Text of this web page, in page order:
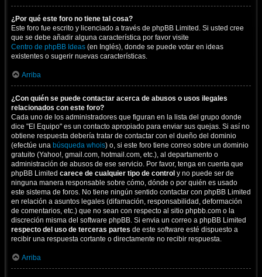
¿Por qué este foro no tiene tal cosa?
Este foro fue escrito y licenciado a través de phpBB Limited. Si usted cree
que se debe añadir alguna característica por favor visite
Centro de phpBB Ideas (en Inglés), donde se puede votar en ideas
existentes o sugerir nuevas características.
Arriba
¿Con quién se puede contactar acerca de abusos o usos ilegales
relacionados con este foro?
Cada uno de los administradores que figuran en la lista del grupo donde
dice "El Equipo" es un contacto apropiado para enviar sus quejas. Si así no
obtiene respuesta debería tratar de contactar con el dueño del dominio
(efectúe una búsqueda whois) o, si este foro tiene correo sobre un dominio
gratuito (Yahoo!, gmail.com, hotmail.com, etc.), al departamento o
administración de abusos de ese servicio. Por favor, tenga en cuenta que
phpBB Limited carece de cualquier tipo de control y no puede ser de
ninguna manera responsable sobre cómo, dónde o por quién es usado
este sistema de foros. No tiene ningún sentido contactar con phpBB Limited
en relación a asuntos legales (difamación, responsabilidad, deformación
de comentarios, etc.) que no sean con respecto al sitio phpbb.com o la
discreción misma del software phpBB. Si envia un correo a phpBB Limited
respecto del uso de terceras partes de este software esté dispuesto a
recibir una respuesta cortante o directamente no recibir respuesta.
Arriba